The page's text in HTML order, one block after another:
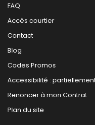
FAQ
Accès courtier
Contact
Blog
Codes Promos
Accessibilité :
Renoncer à mon Contrat
Plan du site